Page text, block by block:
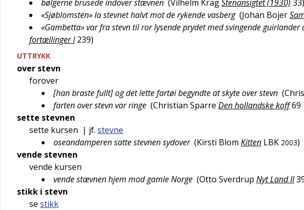
bølgerne brusede indover stævnen (Vilhelm KragStenansigtet (1930) 33)
«Sjøblomsten» la stevnet halvt mot de rykende vasberg (Johan Bojer
«Gambetta» var fra stevn til ror lysende prydet med svingende
fortællinger I 239)
UTTRYKK
over stevn
forover
[han braste fullt] og det lette fartøi begyndte at skyte over stevn (
farten over stevn var ringe (Christian Sparre Den hollandske koff69
sette stevnen
sette kursen | jf. stevne
oseandamperen satte stevnen sydover (Kirsti Blom Kitten LBK 2003)
vende stevnen
vende kursen
vende stævnen hjem mod gamle Norge (Otto Sverdrup Nyt Land II
stikk i stevn
se stikk